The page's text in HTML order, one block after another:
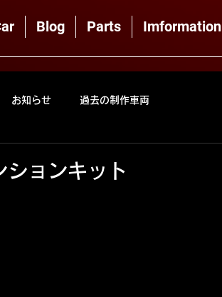
Blog Parts Imformation
お知らせ 過去の制作車両
ョンキット